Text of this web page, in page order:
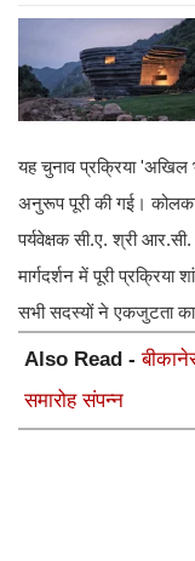
​यह चुनाव प्रक्रिया 'अखिल
अनुरूप पूरी की गई।
पर्यवेक्षक सी.ए. श्री
मार्गदर्शन में पूरी
सभी सदस्यों ने एकजुटता का
Also Read -
समारोह संपन्न